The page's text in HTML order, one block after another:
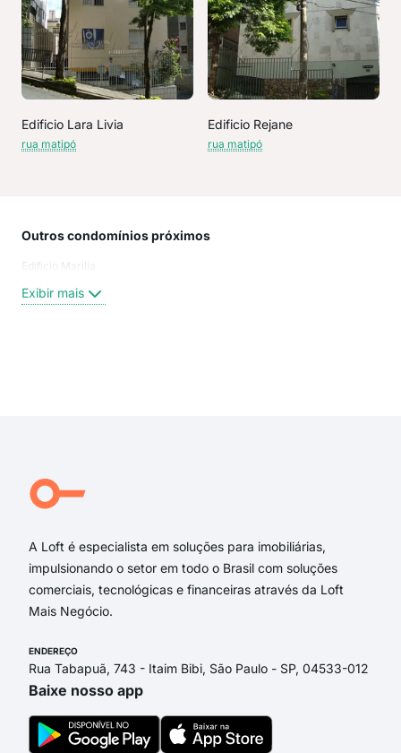
Edificio Lara Livia
rua matipó
Edificio Rejane
rua matipó
Outros condomínios próximos
Edificio Marilia
Exibir mais
A Loft é especialista em soluções para imobiliárias,
impulsionando o setor em todo o Brasil com soluções
comerciais, tecnológicas e financeiras através da Loft
Mais Negócio.
ENDEREÇO
Rua Tabapuã, 743 - Itaim Bibi, São Paulo - SP, 04533-012
Baixe nosso app